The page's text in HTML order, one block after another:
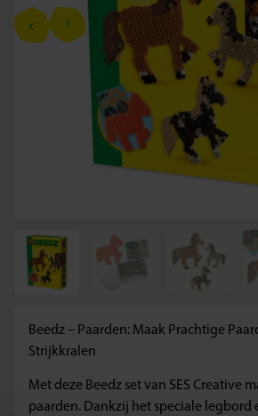
Beedz – Paarden: Maak Prachtige
Strijkkralen
Met deze Beedz set van SES Creative
paarden. Dankzij het speciale legbord